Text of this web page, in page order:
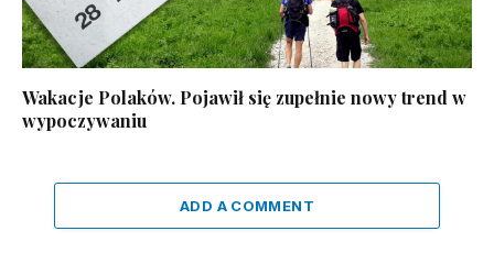
Wakacje Polaków. Pojawił się zupełnie nowy trend w
wypoczywaniu
ADD A COMMENT